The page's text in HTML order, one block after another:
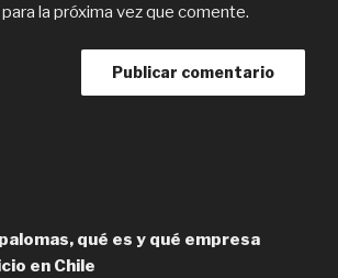
la próxima vez que comente.
qué es y qué empresa
en Chile